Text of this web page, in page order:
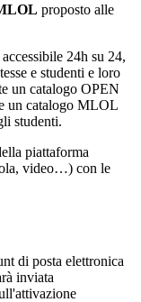
proposto alle
24h su 24,
e studenti e loro
un catalogo OPEN
un catalogo MLOL
studenti.
piattaforma
video…) con le
di posta elettronica
inviata